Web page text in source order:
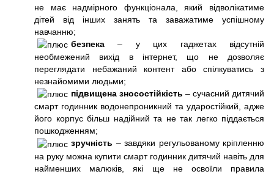
не має надмірного функціонала, який відволікатиме
дітей від інших занять та заважатиме успішному
навчанню;
безпека– у цих гаджетах відсутній
необмежений вихід в інтернет, що не дозволяє
переглядати небажаний контент або спілкуватись з
незнайомими людьми;
підвищена зносостійкість – сучасний дитячий
смарт годинник водонепроникний та ударостійкий, адже
його корпус більш надійний та не так легко піддається
пошкодженням;
зручність – завдяки регульованому кріпленню
на руку можна купити смарт годинник дитячий навіть для
найменших малюків, які ще не освоїли правила